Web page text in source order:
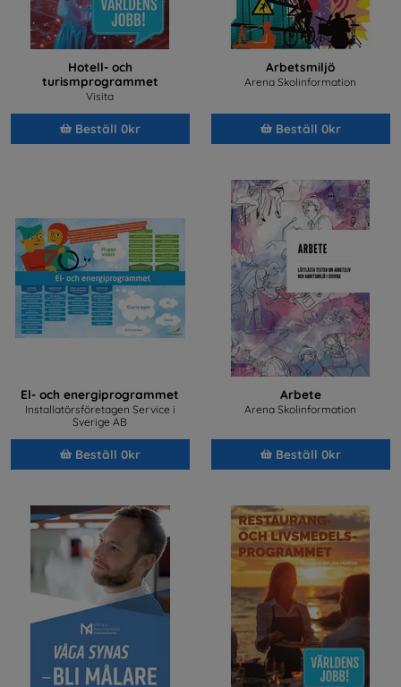
Hotell- och
turismprogrammet
Visita
Beställ 0kr
Arbetsmiljö
Arena Skolinformation
Beställ 0kr
El- och energiprogrammet
Installatörsföretagen Service i
Sverige AB
Beställ 0kr
Arbete
Arena Skolinformation
Beställ 0kr